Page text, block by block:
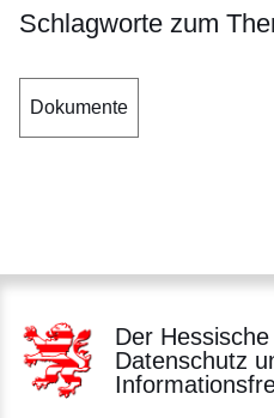
Schlagworte zum
Dokumente
Der
Datenschutz